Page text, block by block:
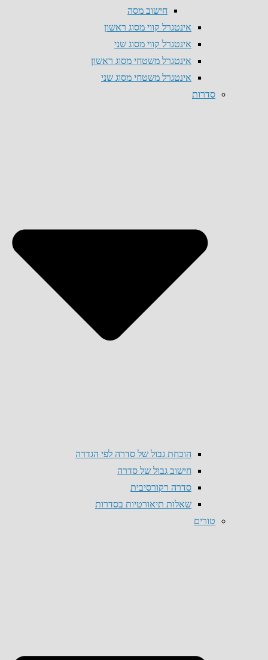
חישוב מסה
אינטגרל קווי מסוג ראשון
אינטגרל קווי מסוג שני
אינטגרל משטחי מסוג ראשון
אינטגרל משטחי מסוג שני
סדרות
הוכחת גבול של סדרה לפי הגדרה
חישוב גבול של סדרה
סדרה רקורסיבית
שאלות תיאורטיות בסדרות
טורים